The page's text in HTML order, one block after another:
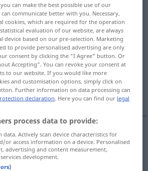
Zeigefinger
Kennziffer, Charakteristik
index
can make the best possible use of our
communicate better with you. Necessary,
cookies, which are required for the operation
evaluation of our website, are always
device based on our pre-selection. Marketing
to provide personalised advertising are only
consent by clicking the "I Agree" button. Or
Accepting". You can revoke your consent at
to our website. If you would like more
and customisation options, simply click on
Further information on data processing can
declaration. Here you can find our legal
process data to provide:
data. Actively scan device characteristics for
or access information on a device. Personalised
advertising and content measurement,
development.